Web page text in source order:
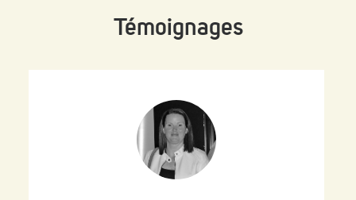
Témoignages